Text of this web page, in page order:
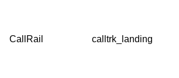
CallRail calltrk_landing